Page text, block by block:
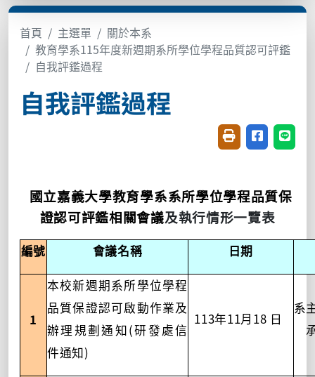
首頁 主選單
關於本系
教育學系115年度新週期系所學位學程品質認可評鑑
自我評鑑過程
自我評鑑過程
友善列印(開新視
分享至臉書
分享
國立嘉義大學教育學系系所學位學程品質保
證認可評鑑相關會議及執行情形一覽表
編號 會議名稱 日期
1
本校新週期系所學位學程
品質保證認可啟動作業及
辦理規劃通知 (研發處信
件通知 )
113年11月 18 日
系